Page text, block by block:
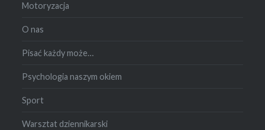
Motoryzacja
O nas
Pisać każdy może…
Psychologia naszym okiem
Sport
Warsztat dziennikarski